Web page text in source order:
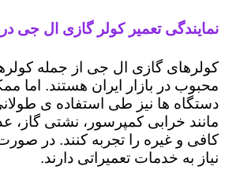
نمایندگی تعمیر کولر گازی ال جی
کولرهای گازی ال جی از جمله
محبوب در بازار ایران هستند. اما
دستگاه ها نیز طی استفاده ی
مانند خرابی کمپرسور، نشتی گاز،
کافی و غیره را تجربه کنند. در
نیاز به خدمات تعمیراتی دارند.